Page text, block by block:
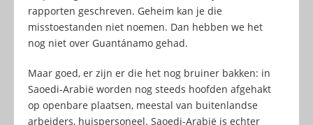
rapporten geschreven. Geheim kan je die
misstoestanden niet noemen. Dan hebben we het
nog niet over Guantánamo gehad.
Maar goed, er zijn er die het nog bruiner bakken: in
Saoedi-Arabië worden nog steeds hoofden afgehakt
op openbare plaatsen, meestal van buitenlandse
arbeiders, huispersoneel. Saoedi-Arabië is echter